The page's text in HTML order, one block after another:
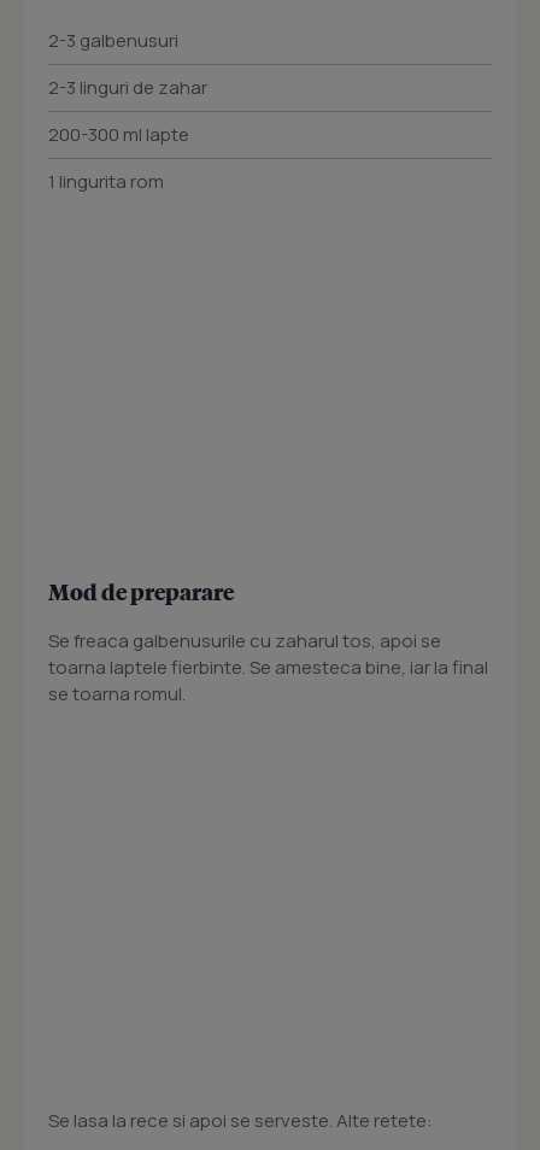
2-3 galbenusuri
2-3 linguri de zahar
200-300 ml lapte
1 lingurita rom
Mod de preparare
Se freaca galbenusurile cu zaharul tos, apoi se
toarna laptele fierbinte. Se amesteca bine, iar la final
se toarna romul.
Se lasa la rece si apoi se serveste. Alte retete: